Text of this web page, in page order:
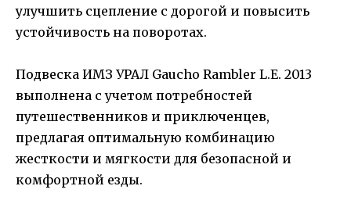
улучшить сцепление с дорогой и повысить
устойчивость на поворотах.
Подвеска ИМЗ УРАЛ Gaucho Rambler L.E. 2013
выполнена с учетом потребностей
путешественников и приключенцев,
предлагая оптимальную комбинацию
жесткости и мягкости для безопасной и
комфортной езды.